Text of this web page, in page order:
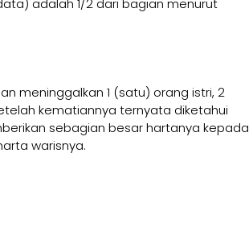
adalah 1/2 dari bagian menurut
meninggalkan 1 (satu) orang istri, 2
kematiannya ternyata diketahui
sebagian besar hartanya kepada
warisnya.